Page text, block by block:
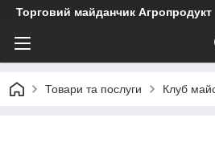
Торговий майданчик Агропродукт
Товари та послуги Клуб